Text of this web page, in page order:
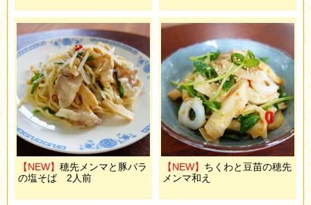
【NEW】 穂先メンマと豚バラ
の塩そば 2人前
【NEW】 ちくわと豆苗の穂先
メンマ和え